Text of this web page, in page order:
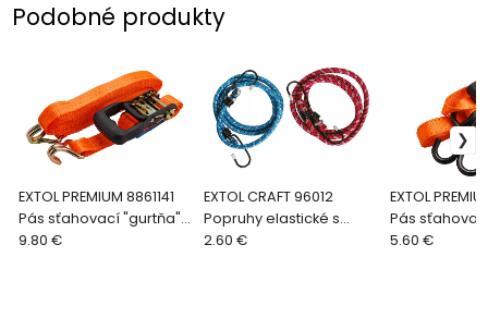
Podobné produkty
EXTOL PREMIUM 8861141
Pás sťahovací "gurtňa"
2 háky, 5m, 35mm, max.
9.80 €
EXTOL CRAFT 96012
Popruhy elastické s
hákmi, 2-dielna sada,
2.60 €
EXTOL
Pás
2 háky, 5m,
5.60 €